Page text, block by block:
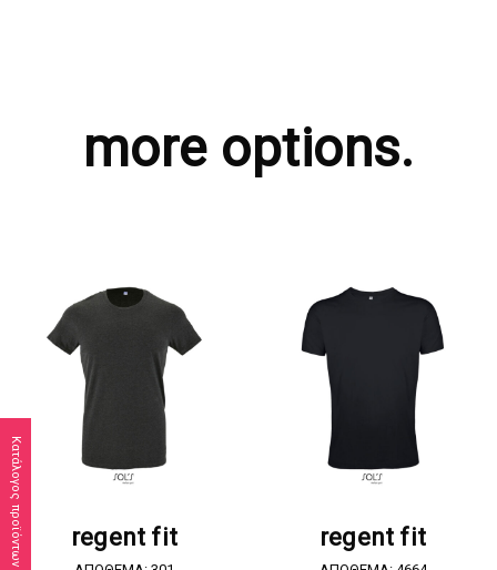
Κατάλογος προϊόντων
more options.
regent fit regent fit